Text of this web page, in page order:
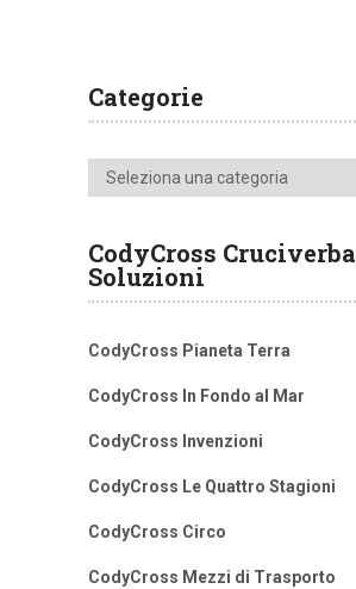
Categorie
Categorie
CodyCross Cruciverba
Soluzioni
CodyCross Pianeta Terra
CodyCross In Fondo al Mar
CodyCross Invenzioni
CodyCross Le Quattro Stagioni
CodyCross Circo
CodyCross Mezzi di Trasporto